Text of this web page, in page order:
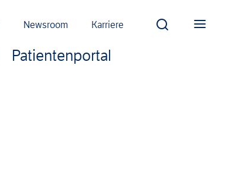
Newsroom Karriere
Patientenportal